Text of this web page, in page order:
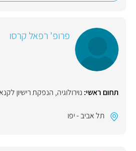
פרופ' רפאל קרסו
תחום ראשי: נוירולוגיה, הנפקת רישיון
תל אביב - יפו